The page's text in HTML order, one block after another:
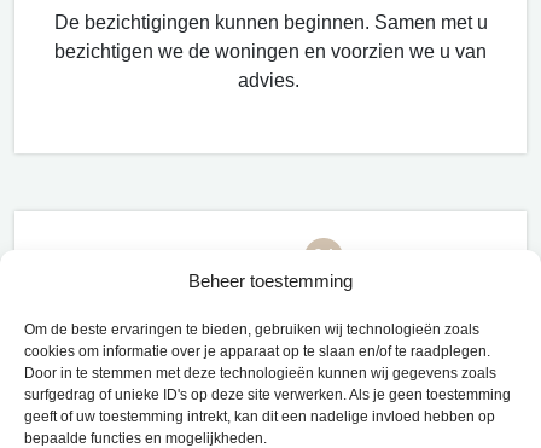
Beheer toestemming
Om de beste ervaringen te bieden, gebruiken wij technologieën zoals
cookies om informatie over je apparaat op te slaan en/of te raadplegen.
Door in te stemmen met deze technologieën kunnen wij gegevens zoals
surfgedrag of unieke ID's op deze site verwerken. Als je geen toestemming
geeft of uw toestemming intrekt, kan dit een nadelige invloed hebben op
bepaalde functies en mogelijkheden.
De bezichtigingen kunnen beginnen. Samen met u
bezichtigen we de woningen en voorzien we u van
advies.
04
Onderhandeling en overdracht